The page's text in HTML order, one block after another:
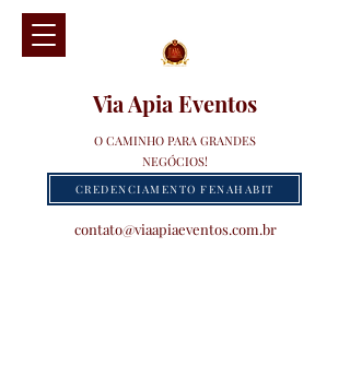
Via Apia Eventos
O CAMINHO PARA GRANDES
NEGÓCIOS!
contato@viaapiaeventos.com.br
CREDENCIAMENTO FENAHABIT